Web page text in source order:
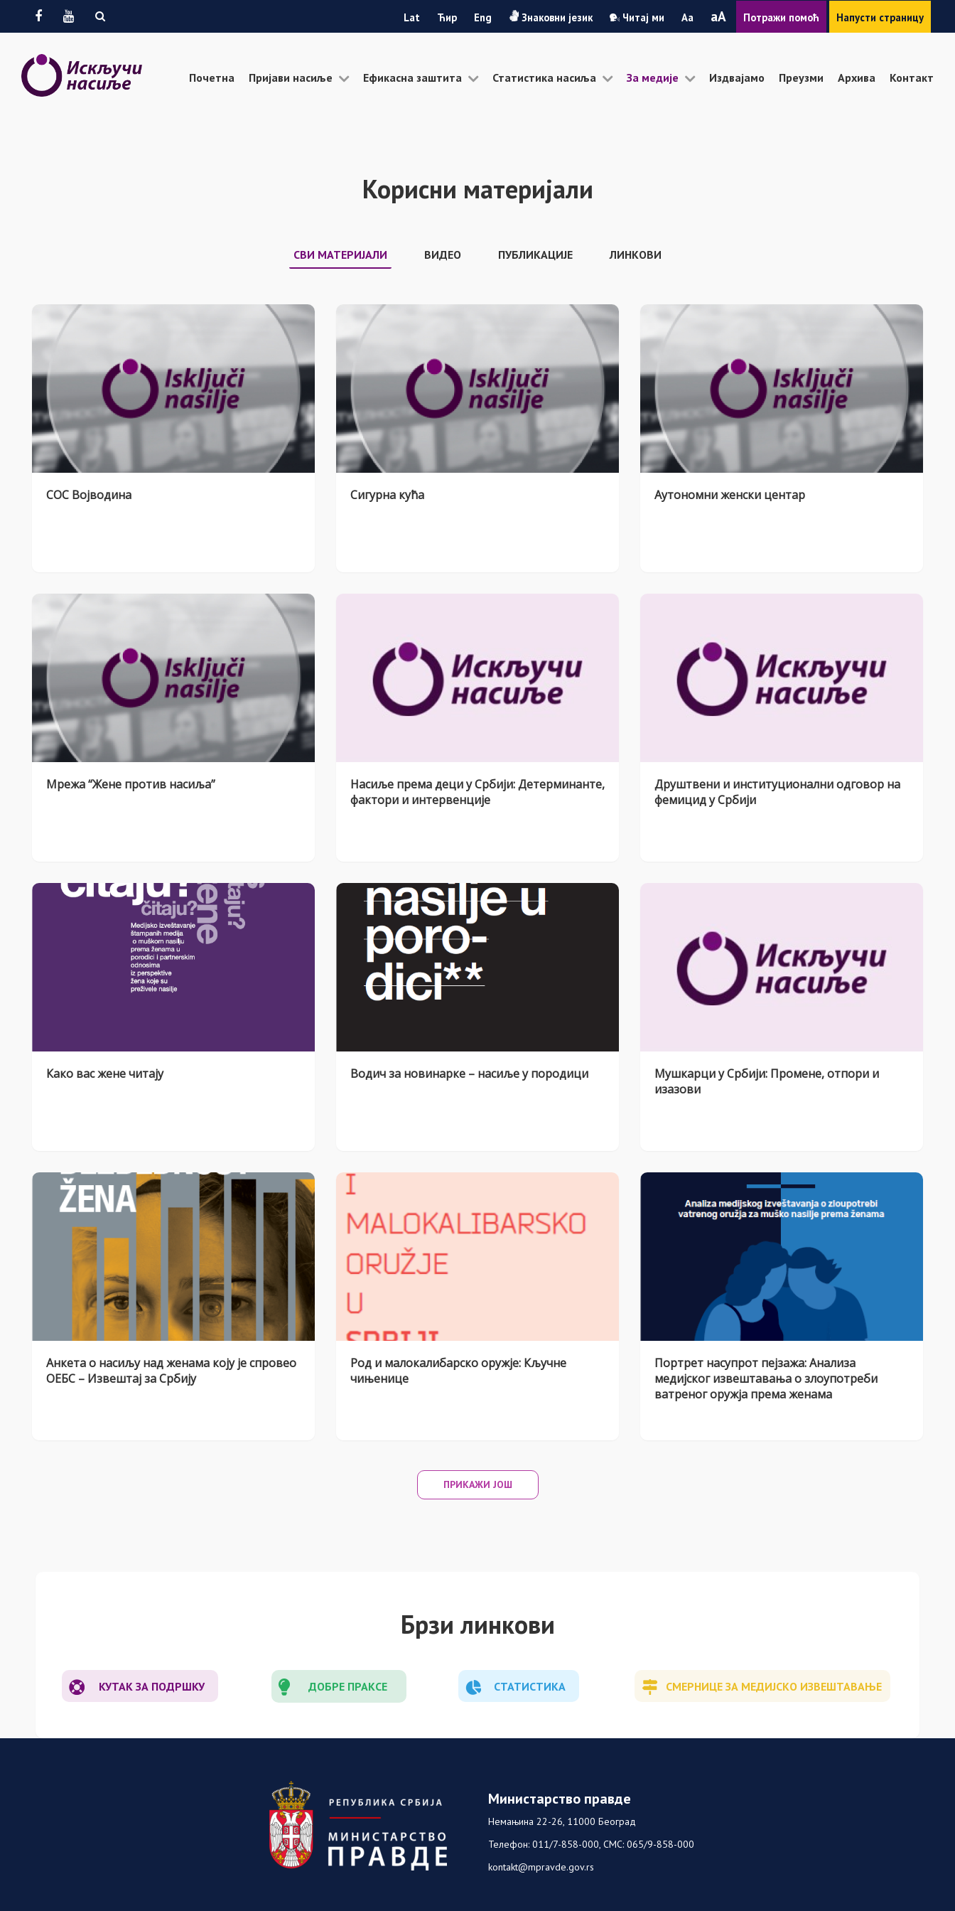
FacebookYoutube Lat Ћир Eng Знаковни језик Читај ми ASmanjiA Povećaj
font
Потражи помоћ Напусти страницу
Почетна Пријави насиље Ефикасна заштита Статистика насиља За медије Издвајамо Преузми Архива Контакт
Корисни материјали
СВИ МАТЕРИЈАЛИ ВИДЕО ПУБЛИКАЦИЈЕ ЛИНКОВИ
СОС Војводина Сигурна кућа Аутономни женски центар
Мрежа “Жене против насиља”
Насиље према деци у Србији: Детерминанте,
фактори и интервенције
Друштвени и институционални одговор на
фемицид у Србији
Како вас жене читају Водич за новинарке – насиље у породици
Мушкарци у Србији: Промене, отпори и
изазови
Анкета о насиљу над женама коју је спровео
ОЕБС – Извештај за Србију
Род и малокалибарско оружје: Кључне
чињенице
Портрет насупрот пејзажа: Анализа
медијског извештавања о злоупотреби
ватреног оружја према женама
ПРИКАЖИ ЈОШ
Брзи линкови
КУТАК ЗА ПОДРШКУ ДОБРЕ ПРАКСЕ СТАТИСТИКА СМЕРНИЦЕ ЗА МЕДИЈСКО ИЗВЕШТАВАЊЕ
Министарство правде
Немањина 22-26, 11000 Београд
Телефон: 011/7-858-000, СМС: 065/9-858-000
kontakt@mpravde.gov.rs